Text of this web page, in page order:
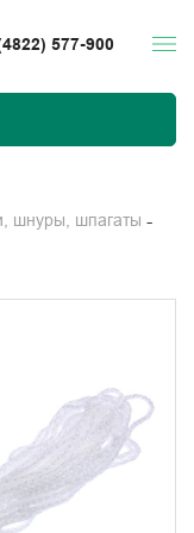
577-900
шнуры, шпагаты